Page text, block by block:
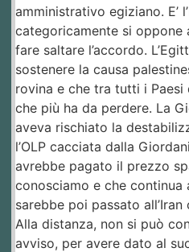
amministrativo egiziano. E’
categoricamente si oppone
fare saltare l’accordo.
sostenere la causa
rovina e che tra tutti i Paesi
che più ha da perdere. La
aveva rischiato la
l’OLP cacciata dalla
avrebbe pagato il prezzo
conosciamo e che continua
sarebbe poi passato
Alla distanza, non si può
avviso, per avere dato al